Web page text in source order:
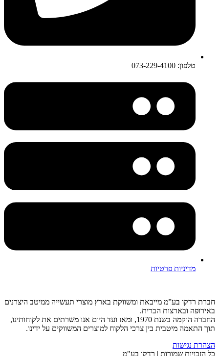
טלפון: 073-229-4100
מדיניות פרטיות
חברת רדקו בע”מ מייבאת ומשווקת בארץ מוצרי תעשייה ממיטב היצרנים
באירופה ובארצות הברית.
החברה הוקמה בשנת 1970, ומאז ועד היום אנו משרתים את לקוחותינו,
תוך התאמה מיטבית בין צרכי הלקוח למוצרים המשווקים על ידינו.
הצהרת נגישות
כל הזכויות שמורות | רדקו בע"מ |